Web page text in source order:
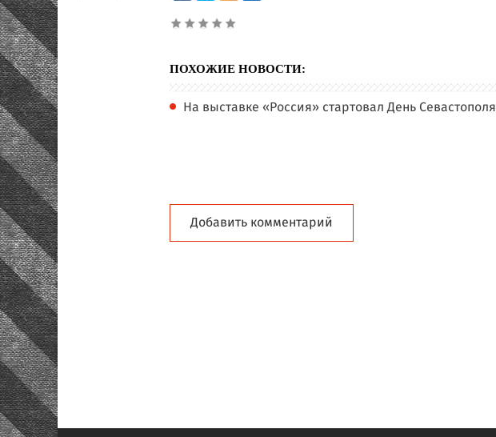
ПОХОЖИЕ НОВОСТИ:
На выставке «Россия» стартовал День Севастополя
Добавить комментарий